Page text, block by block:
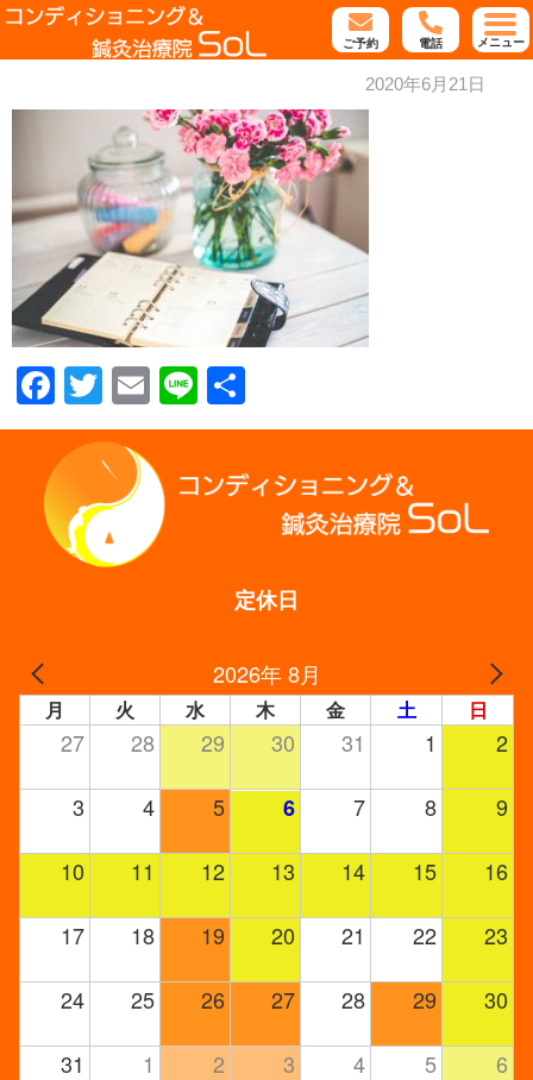
ご予約 電話 メニュー
2020年6月21日
Facebook
Twitter
EmailLine
有
定休日
2026年 8月
月 火 水 木 金 土 日
27 28 29 30 31 1 2
3 4 5 6 7 8 9
10 11 12 13 14 15 16
17 18 19 20 21 22 23
24 25 26 27 28 29 30
31 1 2 3 4 5 6